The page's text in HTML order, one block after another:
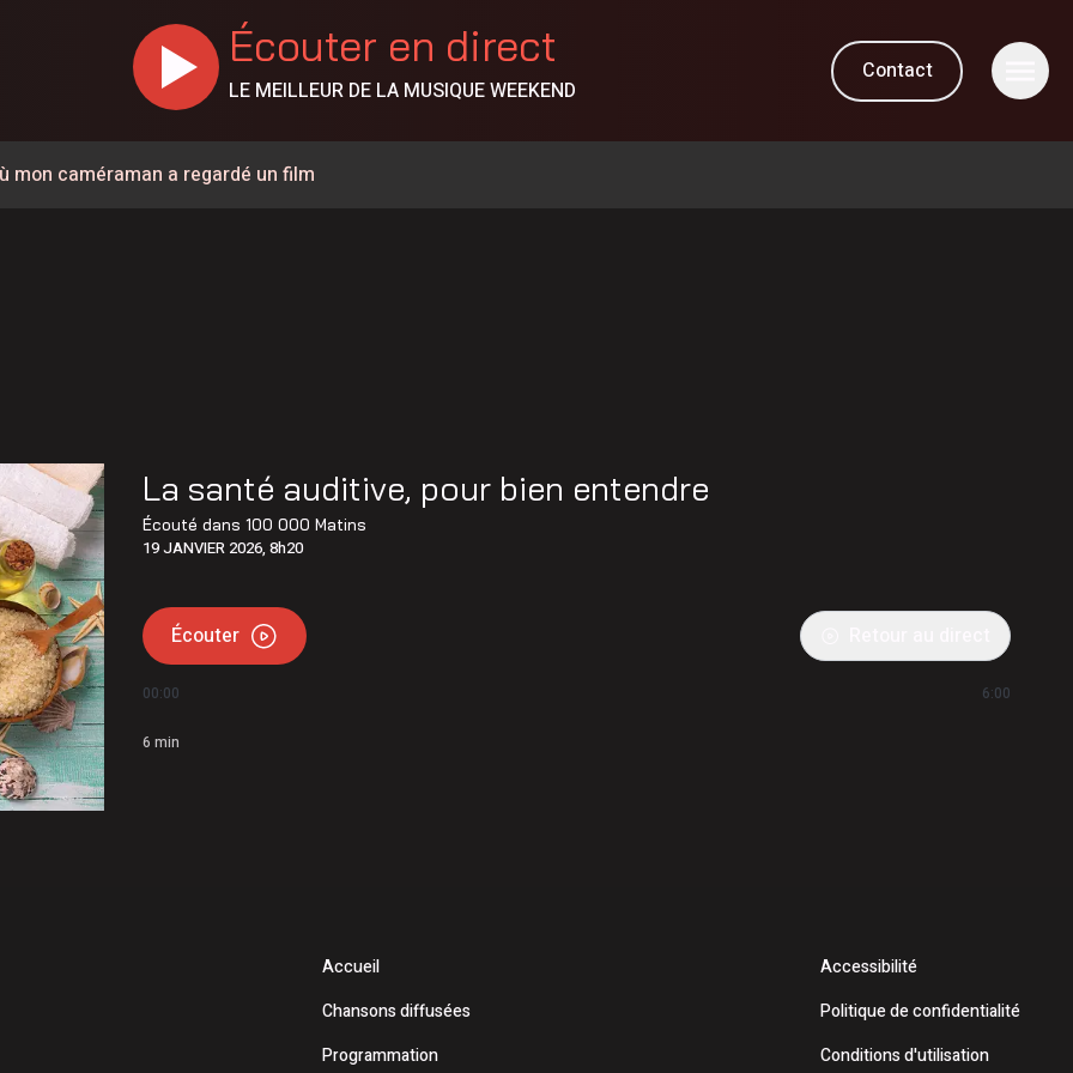
Écouter en direct
LE MEILLEUR DE LA MUSIQUE WEEKEND
Contact
mon caméraman a regardé un film
vapeurs de gaz toxiques
policiers, à la DPJ et à du personnel judiciaire
à Saint-Bernard
Sainte-Marie
réparation temporaire avance
Fréchette; Duhaime dévoile son slogan
La santé auditive, pour bien entendre
Écouté dans100 000 Matins
19 JANVIER 2026, 8h20
Écouter
00:00 6:00
6 min
Accueil
Chansons diffusées
Programmation
Accessibilité
Politique de confidentialité
Conditions d'utilisation